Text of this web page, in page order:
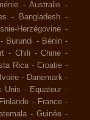
-Australie -
- Bangladesh -
Herzégovine -
- Burundi - Bénin -
- Chili -Chine -
Rica -Croatie -
- Danemark -
Unis - Equateur -
Finlande - France -
- Guinée -